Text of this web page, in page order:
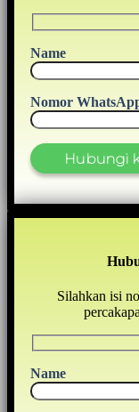
Name
Nomor
Silahkan isi
Name